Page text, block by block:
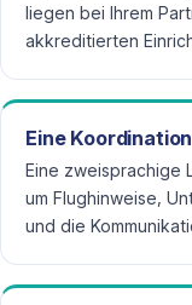
liegen bei Ihrem
akkreditierten
Eine
Eine zweisprachige
um Flughinweise,
und die